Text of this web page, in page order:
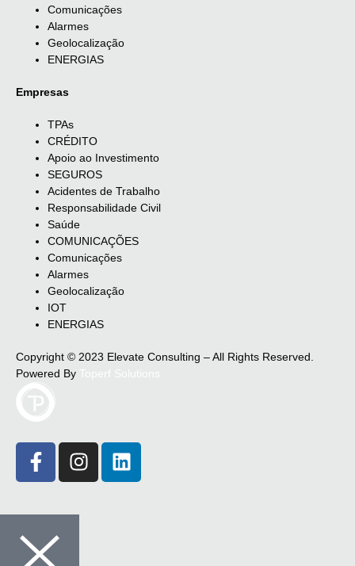
Comunicações
Alarmes
Geolocalização
ENERGIAS
Empresas
TPAs
CRÉDITO
Apoio ao Investimento
SEGUROS
Acidentes de Trabalho
Responsabilidade Civil
Saúde
COMUNICAÇÕES
Comunicações
Alarmes
Geolocalização
IOT
ENERGIAS
Copyright © 2023 Elevate Consulting – All Rights Reserved.
Powered By